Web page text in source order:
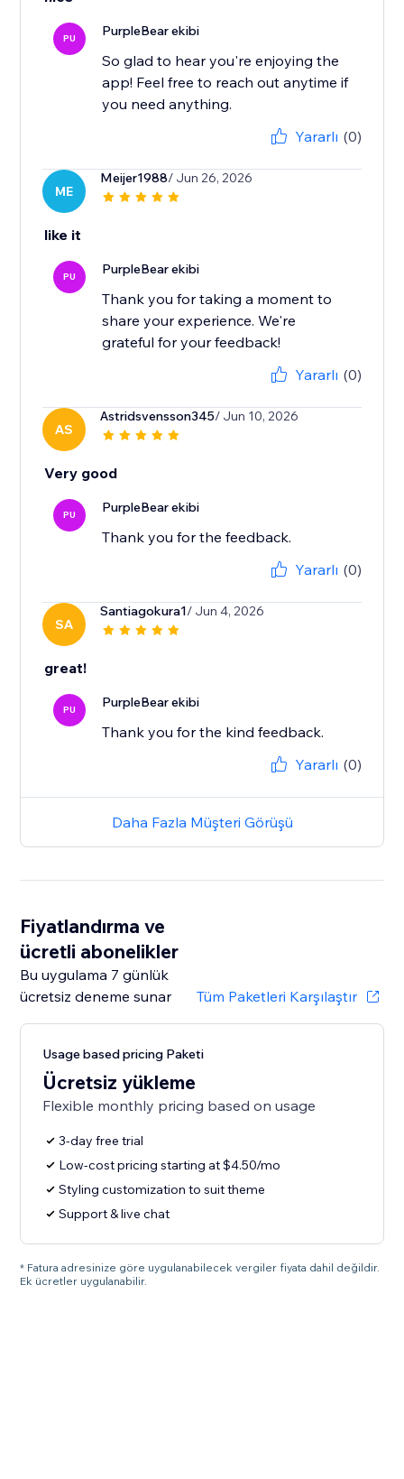
PU PurpleBear ekibi
So glad to hear you're enjoying the
app! Feel free to reach out anytime if
you need anything.
Yararlı (0)
ME
Meijer1988/ Jun 26, 2026
like it
PU PurpleBear ekibi
Thank you for taking a moment to
share your experience. We're
grateful for your feedback!
Yararlı (0)
AS
Astridsvensson345/ Jun 10, 2026
Very good
PU PurpleBear ekibi
Thank you for the feedback.
Yararlı (0)
SA
Santiagokura1/ Jun 4, 2026
great!
PU PurpleBear ekibi
Thank you for the kind feedback.
Yararlı (0)
Daha Fazla Müşteri Görüşü
Fiyatlandırma ve
ücretli abonelikler
Bu uygulama 7 günlük
ücretsiz deneme sunar
Tüm Paketleri Karşılaştır
Usage based pricing Paketi
Ücretsiz yükleme
Flexible monthly pricing based on usage
3-day free trial
Low-cost pricing starting at $4.50/mo
Styling customization to suit theme
Support & live chat
* Fatura adresinize göre uygulanabilecek vergiler fiyata dahil değildir.
Ek ücretler uygulanabilir.